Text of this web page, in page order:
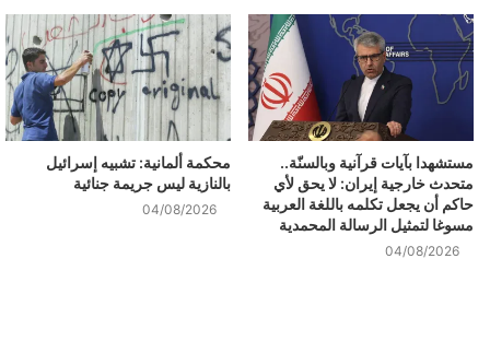
مستشهدا بآيات قرآنية وبالسنّة..
متحدث خارجية إيران: لا يحق لأي
حاكم أن يجعل تكلمه باللغة العربية
مسوغا لتمثيل الرسالة المحمدية
04/08/2026
محكمة ألمانية: تشبيه إسرائيل
بالنازية ليس جريمة جنائية
04/08/2026